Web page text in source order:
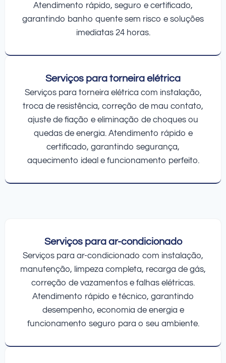
Atendimento rápido, seguro e certificado,
garantindo banho quente sem risco e soluções
imediatas 24 horas.
Serviços para torneira elétrica
Serviços para torneira elétrica com instalação,
troca de resistência, correção de mau contato,
ajuste de fiação e eliminação de choques ou
quedas de energia. Atendimento rápido e
certificado, garantindo segurança,
aquecimento ideal e funcionamento perfeito.
Serviços para ar-condicionado
Serviços para ar-condicionado com instalação,
manutenção, limpeza completa, recarga de gás,
correção de vazamentos e falhas elétricas.
Atendimento rápido e técnico, garantindo
desempenho, economia de energia e
funcionamento seguro para o seu ambiente.